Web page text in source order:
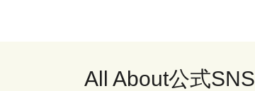
All About公式SNS